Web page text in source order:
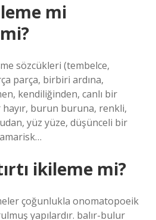
mi
sözcükleri (tembelce,
parça, birbiri ardına,
kendiliğinden, canlı bir
hayır, burun buruna, renkli,
yüz yüze, düşünceli bir
ikileme mi?
çoğunlukla onomatopoeik
yapılardır. balır-bulur